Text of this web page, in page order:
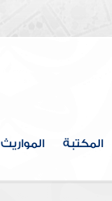
المكتبة المواريث